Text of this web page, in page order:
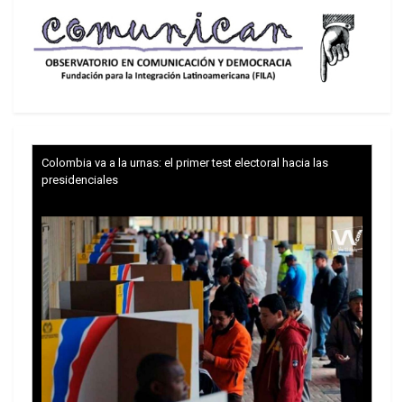
Colombia va a la urnas: el primer test electoral hacia las
presidenciales